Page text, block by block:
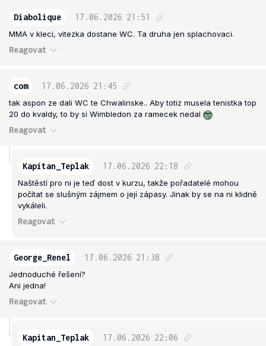
Diabolique 17.06.2026 21:51
MMA v kleci, vitezka dostane WC. Ta druha jen splachovaci.
Reagovat
com 17.06.2026 21:45
tak aspon ze dali WC te Chwalinske.. Aby totiz musela tenistka top
20 do kvaldy, to by si Wimbledon za ramecek nedal
Reagovat
Kapitan_Teplak 17.06.2026 22:18
Naštěstí pro ni je teď dost v kurzu, takže pořadatelé mohou
počítat se slušným zájmem o její zápasy. Jinak by se na ni klidně
vykáleli.
Reagovat
George_Renel 17.06.2026 21:38
Jednoduché řešení?
Ani jedna!
Reagovat
Kapitan_Teplak 17.06.2026 22:06